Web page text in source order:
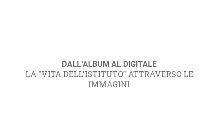
DALL'ALBUM AL DIGITALE
LA "VITA DELL'ISTITUTO" ATTRAVERSO LE
IMMAGINI